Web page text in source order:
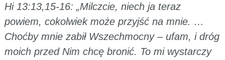
Hi 13:13,15-16: „Milczcie, niech ja teraz
powiem, cokolwiek może przyjść na mnie. …
Choćby mnie zabił Wszechmocny – ufam, i dróg
moich przed Nim chcę bronić. To mi wystarczy